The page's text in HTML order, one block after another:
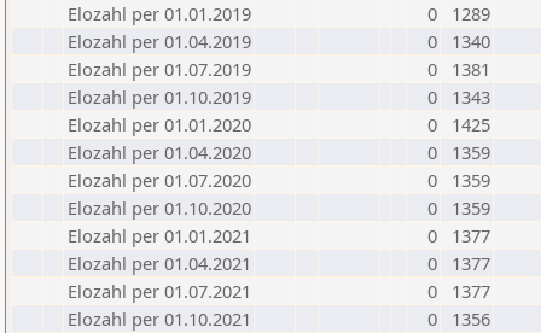
Elozahl per 01.01.2019
0
1289
Elozahl per 01.04.2019
0
1340
Elozahl per 01.07.2019
0
1381
Elozahl per 01.10.2019
0
1343
Elozahl per 01.01.2020
0
1425
Elozahl per 01.04.2020
0
1359
Elozahl per 01.07.2020
0
1359
Elozahl per 01.10.2020
0
1359
Elozahl per 01.01.2021
0
1377
Elozahl per 01.04.2021
0
1377
Elozahl per 01.07.2021
0
1377
Elozahl per 01.10.2021
0
1356